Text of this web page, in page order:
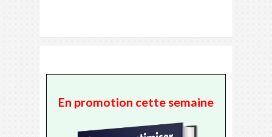
En promotion cette semaine